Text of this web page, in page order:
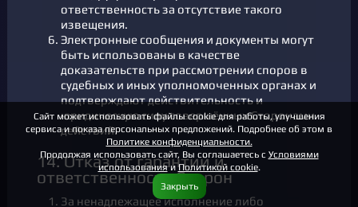
ответственность за отсутствие такого
извещения.
Электронные сообщения и документы могут
быть использованы в качестве
доказательств при рассмотрении споров в
судебных и иных уполномоченных органах и
подтверждают действительность и
юридическую силу совершённых Сторонами
действий.
14. Отказ от гарантий и
ответственность Сторон
За ненадлежащее исполнение либо
Сайт может использовать файлы cookie для работы, улучшения
сервиса и показа персональных предложений. Подробнее об этом в
Политике конфиденциальности.
Продолжая использовать сайт, Вы соглашаетесь с Условиями
использованияиПолитикой cookie.
Закрыть